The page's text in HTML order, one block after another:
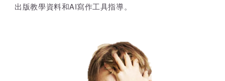
出版教學資料和AI寫作工具指導。